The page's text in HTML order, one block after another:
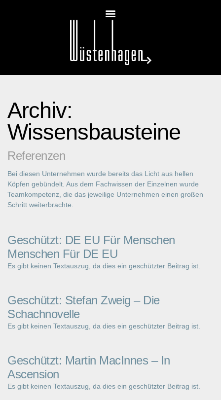
Archiv:
Wissensbausteine
Referenzen
Bei diesen Unternehmen wurde bereits das Licht aus hellen
Köpfen gebündelt. Aus dem Fachwissen der Einzelnen wurde
Teamkompetenz, die das jeweilige Unternehmen einen großen
Schritt weiterbrachte.
Geschützt: DE EU Für Menschen
Menschen Für DE EU
Es gibt keinen Textauszug, da dies ein geschützter Beitrag ist.
Geschützt: Stefan Zweig – Die
Schachnovelle
Es gibt keinen Textauszug, da dies ein geschützter Beitrag ist.
Geschützt: Martin MacInnes – In
Ascension
Es gibt keinen Textauszug, da dies ein geschützter Beitrag ist.